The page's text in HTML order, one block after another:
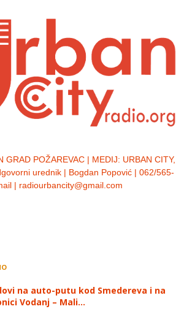
GRAD POŽAREVAC | MEDIJ: URBAN CITY,
urednik | Bogdan Popović | 062/565-
| radiourbancity@gmail.com
na auto-putu kod Smedereva i na
Vodanj – Mali...